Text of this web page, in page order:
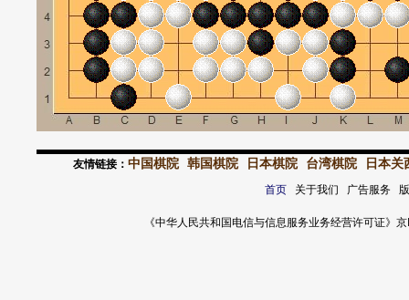
友情链接： 中国棋院 韩国棋院 日本棋院 台湾棋院 日本关
首页关于我们 广告服务
《中华人民共和国电信与信息服务业务经营许可证